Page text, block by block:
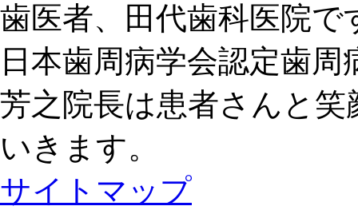
歯医者、田代歯科医院で
日本歯周病学会認定歯
芳之院長は患者さんと
いきます。
サイトマップ